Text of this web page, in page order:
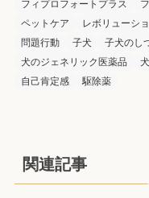
フィプロフォートプラス
ペットケア
レボリューシ
問題行動
子犬 子犬のし
犬のジェネリック医薬品
自己肯定感
駆除薬
関連記事